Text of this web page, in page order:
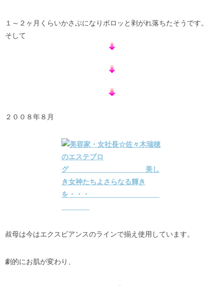
１～２ヶ月くらいかさぶになりボロッと剥がれ落ちたそうです。
そして
２００８年８月
叔母は今はエクスビアンスのラインで揃え使用しています。
劇的にお肌が変わり、